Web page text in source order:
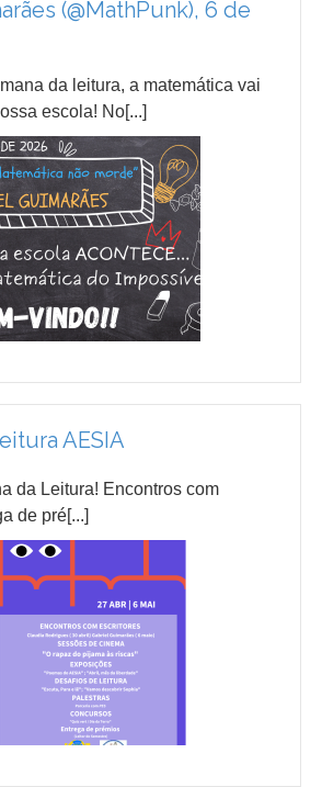
(@MathPunk), 6 de
da leitura, a matemática vai
escola! No[...]
AESIA
da Leitura! Encontros com
de pré[...]